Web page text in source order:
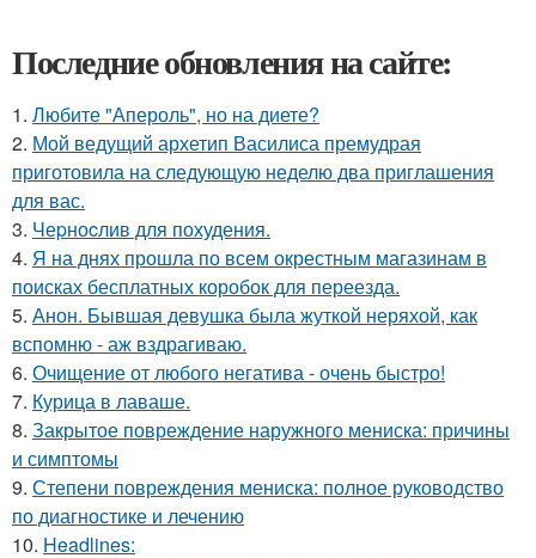
Последние обновления на сайте:
1. Любите "Апероль", но на диете?
2. Мой ведущий архетип Василиса премудрая
приготовила на следующую неделю два приглашения
для вас.
3. Чеpноcлив для похудения.
4. Я на днях прошла по всем окрестным магазинам в
поисках бесплатных коробок для переезда.
5. Анон. Бывшая девушка была жуткой неряхой, как
вспомню - аж вздрагиваю.
6. Очищение от любого негатива - очень быстро!
7. Курица в лаваше.
8. Закрытое повреждение наружного мениска: причины
и симптомы
9. Степени повреждения мениска: полное руководство
по диагностике и лечению
10. Headlines: